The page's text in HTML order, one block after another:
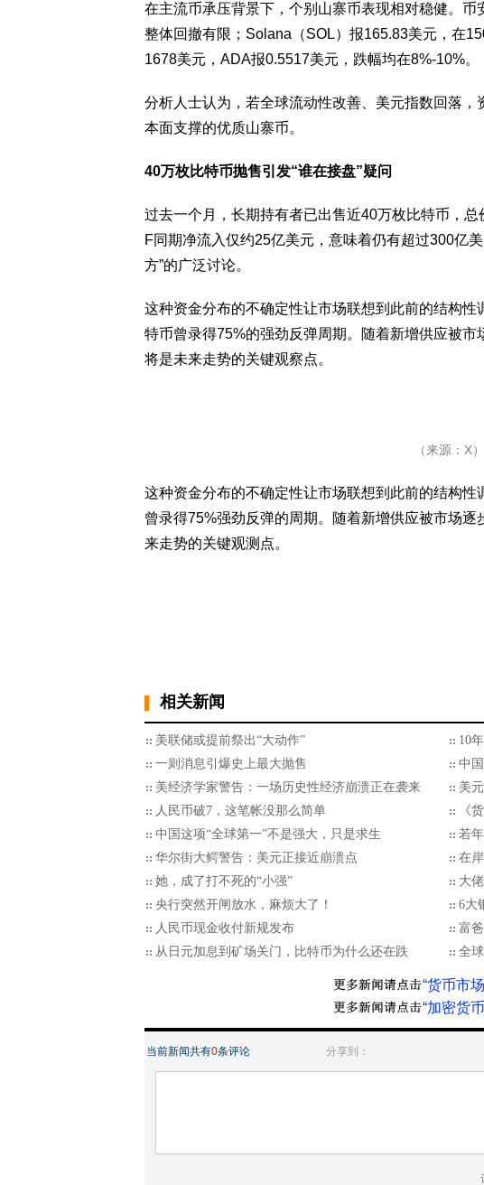
在主流币承压背景下，个别山寨币表现相对稳健。币
整体回撤有限；Solana（SOL）报165.83美元，在
1678美元，ADA报0.5517美元，跌幅均在8%-10%。
分析人士认为，若全球流动性改善、美元指数回落
本面支撑的优质山寨币。
40万枚比特币抛售引发“谁在接盘”疑问
过去一个月，长期持有者已出售近40万枚比特币，
F同期净流入仅约25亿美元，意味着仍有超过300亿
方”的广泛讨论。
这种资金分布的不确定性让市场联想到此前的结构
特币曾录得75%的强劲反弹周期。随着新增供应被
将是未来走势的关键观察点。
（来源：X）
这种资金分布的不确定性让市场联想到此前的结构
曾录得75%强劲反弹的周期。随着新增供应被市场
来走势的关键观测点。
相关新闻
美联储或提前祭出“大动作”
10
一则消息引爆史上最大抛售
中
美经济学家警告：一场历史性经济崩溃正在袭来
美
人民币破7，这笔帐没那么简单
《
中国这项“全球第一”不是强大，只是求生
若
华尔街大鳄警告：美元正接近崩溃点
在
她，成了打不死的“小强”
大
央行突然开闸放水，麻烦大了！
6大
人民币现金收付新规发布
富
从日元加息到矿场关门，比特币为什么还在跌
全
“货币市
“加密货
当前新闻共有0条评论 分享到：